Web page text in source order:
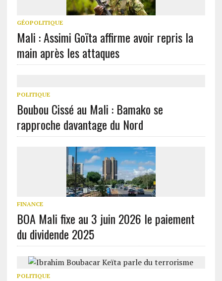
GÉOPOLITIQUE
Mali : Assimi Goïta affirme avoir repris la
main après les attaques
POLITIQUE
Boubou Cissé au Mali : Bamako se
rapproche davantage du Nord
FINANCE
BOA Mali fixe au 3 juin 2026 le paiement
du dividende 2025
POLITIQUE